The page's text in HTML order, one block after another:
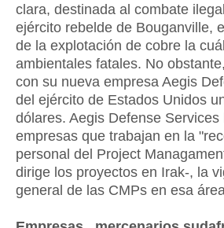
clara, destinada al combate
ejército rebelde de Bouganville,
de la explotación de cobre la
ambientales fatales. No
con su nueva empresa Aegis
del ejército de Estados Unidos
dólares. Aegis Defense
empresas que trabajan en la
personal del Project
dirige los proyectos en Irak-, la
general de las CMPs en esa